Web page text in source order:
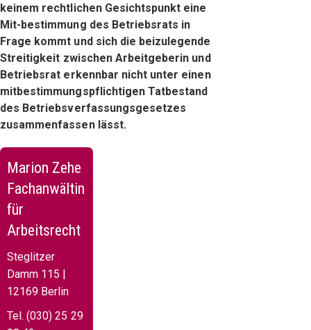
keinem rechtlichen Gesichtspunkt eine
Mit-bestimmung des Betriebsrats in
Frage kommt und sich die beizulegende
Streitigkeit zwischen Arbeitgeberin und
Betriebsrat erkennbar nicht unter einen
mitbestimmungspflichtigen Tatbestand
des Betriebsverfassungsgesetzes
zusammenfassen lässt.
Marion Zehe
Fachanwältin
für
Arbeitsrecht
Steglitzer
Damm 115 |
12169 Berlin
Tel. (030) 25 29